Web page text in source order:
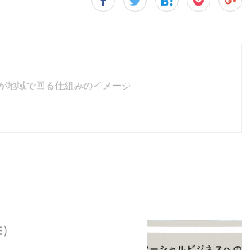
域で回る仕組みのイメージ